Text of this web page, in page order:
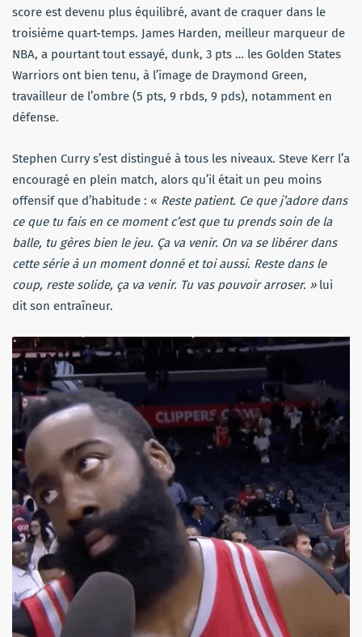
score est devenu plus équilibré, avant de craquer dans le
troisième quart-temps. James Harden, meilleur marqueur de
NBA, a pourtant tout essayé, dunk, 3 pts … les Golden States
Warriors ont bien tenu, à l’image de Draymond Green,
travailleur de l’ombre (5 pts, 9 rbds, 9 pds), notamment en
défense.
Stephen Curry s’est distingué à tous les niveaux. Steve Kerr l’a
encouragé en plein match, alors qu’il était un peu moins
offensif que d’habitude : « Reste patient. Ce que j’adore dans
ce que tu fais en ce moment c’est que tu prends soin de la
balle, tu gères bien le jeu. Ça va venir. On va se libérer dans
cette série à un moment donné et toi aussi. Reste dans le
coup, reste solide, ça va venir. Tu vas pouvoir arroser. » lui
dit son entraîneur.